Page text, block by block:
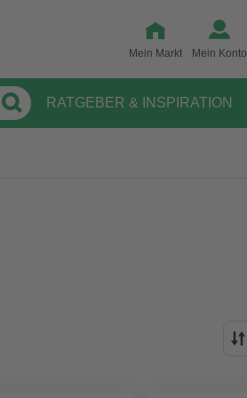
Mein Markt Mein Konto
RATGEBER & INSPIRATION